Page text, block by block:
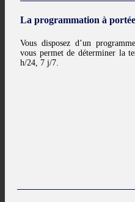
La programmation à
Vous disposez d’un
vous permet de déterminer la
h/24, 7 j/7.